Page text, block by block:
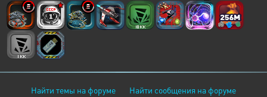
Найти темы на форуме
Найти сообщения на форуме